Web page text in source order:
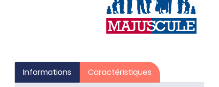
Informations Caractéristiques